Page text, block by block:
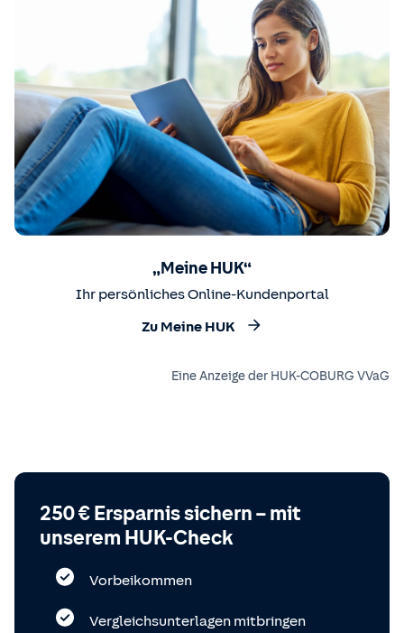
„Meine HUK“
Ihr persönliches Online-Kundenportal
Zu Meine HUK
Eine Anzeige der HUK-COBURG VVaG
250 € Ersparnis sichern – mit
unserem HUK-Check
Vorbeikommen
Vergleichsunterlagen mitbringen